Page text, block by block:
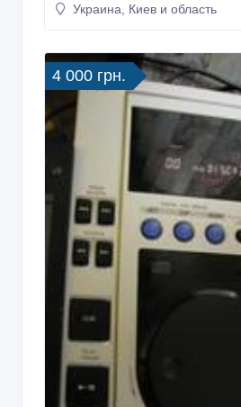
Украина, Киев и область
4 000 грн.